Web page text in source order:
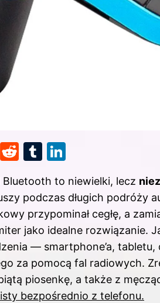
X
R
d
di
t
T
m
bl
r
k
e
dI
n
to niewielki, lecz
podczas długich podróży
przypominał cegłę, a
jako idealne rozwiązanie.
— smartphone’a,
za pomocą fal radiowych.
piosenkę, a także z
bezpośrednio z telefonu.